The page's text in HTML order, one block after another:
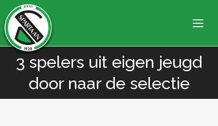
3 spelers uit eigen jeugd
door naar de selectie
Je bent hier: